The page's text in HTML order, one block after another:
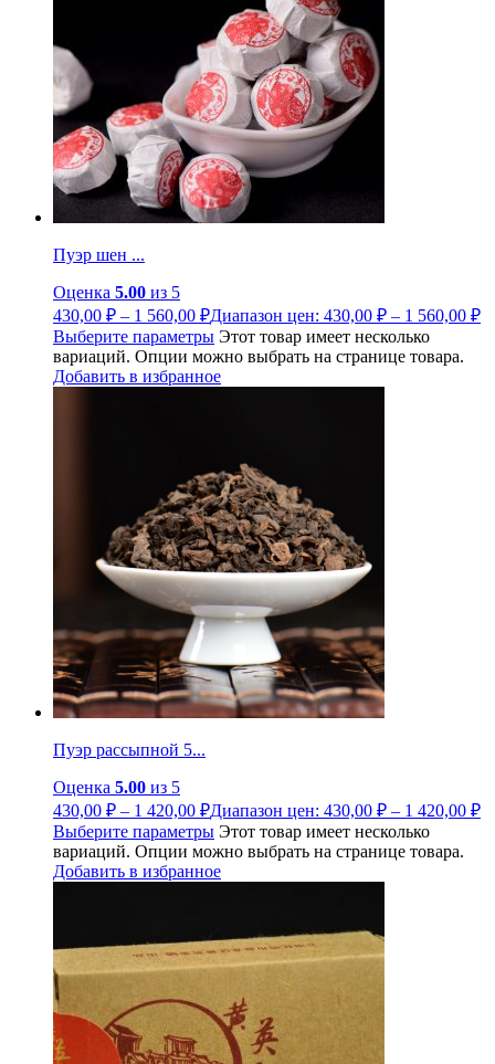
Пуэр шен ...
Оценка 5.00 из 5
430,00 ₽ – 1 560,00 ₽Диапазон цен: 430,00 ₽ – 1 560,00 ₽
Выберите параметры Этот товар имеет несколько
вариаций. Опции можно выбрать на странице товара.
Добавить в избранное
Пуэр рассыпной 5...
Оценка 5.00 из 5
430,00 ₽ – 1 420,00 ₽Диапазон цен: 430,00 ₽ – 1 420,00 ₽
Выберите параметры Этот товар имеет несколько
вариаций. Опции можно выбрать на странице товара.
Добавить в избранное